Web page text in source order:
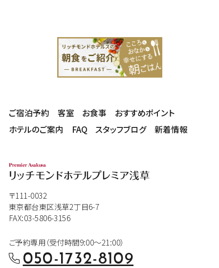
ご宿泊予約 客室 お食事
おすすめポイント
ホテルのご案内
FAQ スタッフブログ 新着情報
〒111-0032
東京都台東区浅草2丁目6-7
FAX:03-5806-3156
ご予約専用（受付時間9:00～21:00）
050-1732-8109